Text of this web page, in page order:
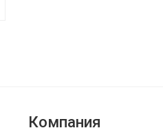
Компания